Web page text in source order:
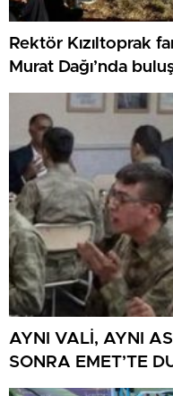
Rektör Kızıltoprak
Murat Dağı’nda
AYNI VALİ, AYNI
SONRA EMET’TE
BULUŞMA